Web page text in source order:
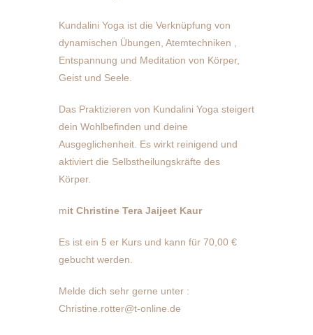
Kundalini Yoga ist die Verknüpfung von
dynamischen Übungen, Atemtechniken ,
Entspannung und Meditation von Körper,
Geist und Seele.
Das Praktizieren von Kundalini Yoga steigert
dein Wohlbefinden und deine
Ausgeglichenheit. Es wirkt reinigend und
aktiviert die Selbstheilungskräfte des
Körper.
mit Christine Tera Jaijeet Kaur
Es ist ein 5 er Kurs und kann für 70,00 €
gebucht werden.
Melde dich sehr gerne unter :
Christine.rotter@t-online.de